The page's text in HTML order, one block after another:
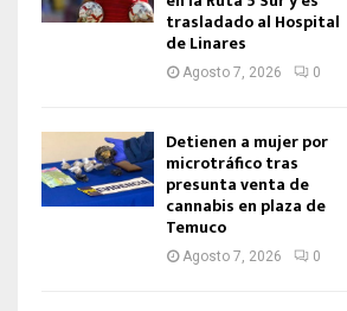
trasladado al Hospital
de Linares
Agosto 7, 2026 0
Detienen a mujer por
microtráfico tras
presunta venta de
cannabis en plaza de
Temuco
Agosto 7, 2026 0